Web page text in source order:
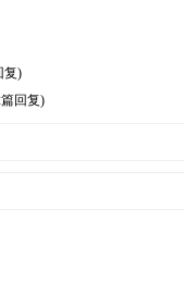
复)
回复)